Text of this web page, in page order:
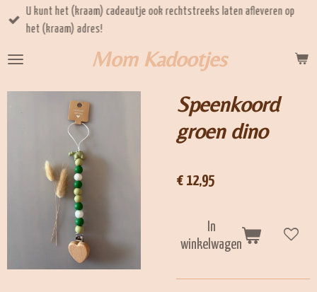
Ga
direct
de
Mom Kadootjes
U kunt het (kraam) cadeautje ook rechtstreeks laten afleveren op
het (kraam) adres!
Speenkoord
groen dino
€ 12,95
In
winkelwagen